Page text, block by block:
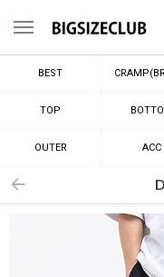
메뉴
BEST
TOP
OUTER ACC